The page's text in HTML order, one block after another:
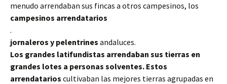
menudo arrendaban sus fincas a otros campesinos, los
campesinos arrendatarios
.
jornaleros y pelentrines andaluces.
Los grandes latifundistas arrendaban sus tierras en
grandes lotes a personas solventes. Estos
arrendatarios cultivaban las mejores tierras agrupadas en